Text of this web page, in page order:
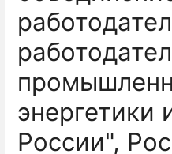
энергетики
России",